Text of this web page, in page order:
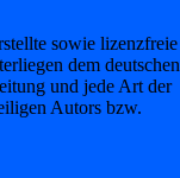
sowie lizenzfreie
dem deutschen
und jede Art der
Autors bzw.